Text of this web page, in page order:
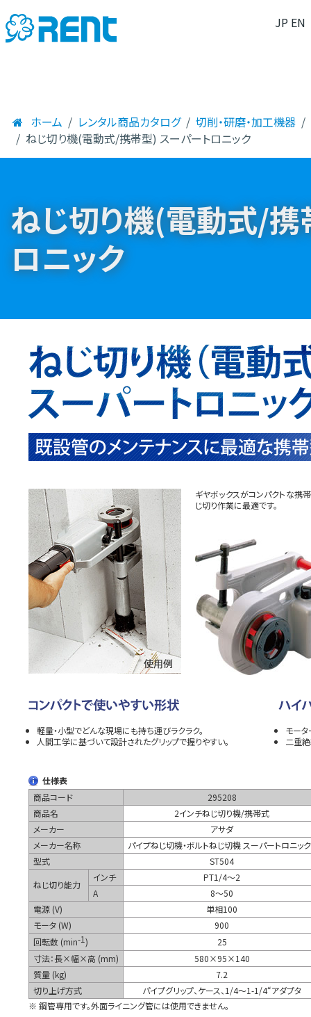
JP EN
ホーム レンタル商品カタログ 切削・研磨・加工機器
ねじ切り機(電動式/携帯型) スーパートロニック
ねじ切り機(電動式/携
ロニック
ギヤボックスがコンパクトな携
じ切り作業に最適です。
軽量・小型でどんな現場にも持ち運びラクラク。
人間工学に基づいて設計されたグリップで握りやすい。
モー
二重
仕様表
商品コード
295208
商品名
2インチねじ切り機/携帯式
メーカー
アサダ
メーカー名称
パイプねじ切機・ボルトねじ切機 スーパートロニッ
型式
ST504
ねじ切り能力
インチ
PT1/4～2
A
8～50
電源 (V)
単相100
モータ (W)
900
回転数 (min-1)
25
寸法：長×幅×高 (mm)
580×95×140
質量 (kg)
7.2
切り上げ方式
パイプグリップ、ケース、1/4～1-1/4“アダプタ
※ 鋼管専用です。外面ライニング管には使用できません。